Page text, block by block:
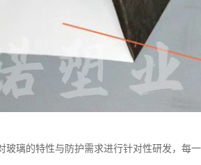
玻璃的特性与防护需求进行针对性研发，每